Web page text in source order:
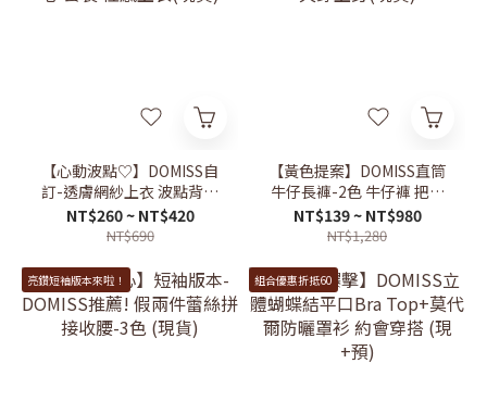
【心動波點♡】DOMISS自
訂-透膚網紗上衣 波點背心
套裝 性感上衣(現貨)
NT$260 ~ NT$420
NT$690
【黃色提案】DOMISS直筒
牛仔長褲-2色 牛仔褲 把夏
天穿上身(現貨)
NT$139 ~ NT$980
NT$1,280
亮鑽短袖版本來啦！ 組合優惠折抵60